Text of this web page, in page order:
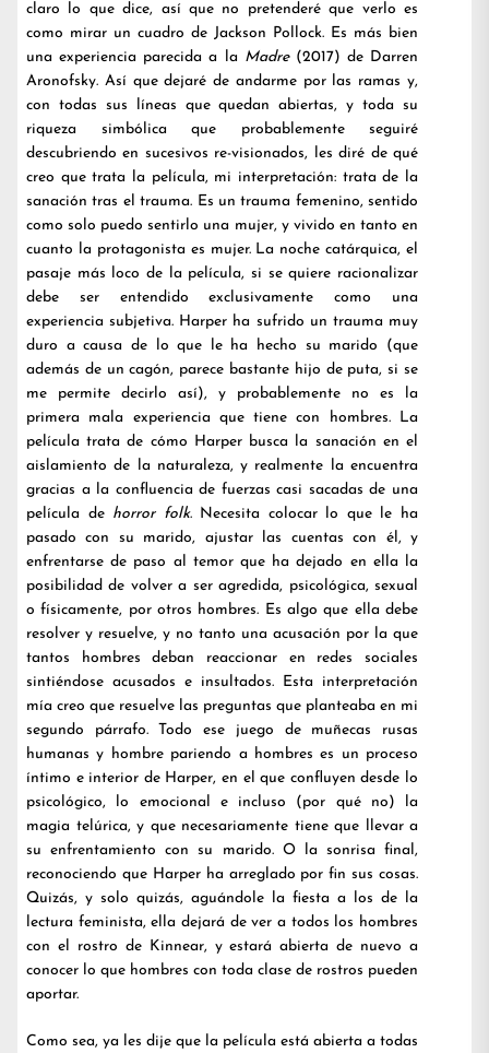
claro lo que dice, así que no pretenderé que verlo es
como mirar un cuadro de Jackson Pollock. Es más bien
una experiencia parecida a la Madre(2017) de Darren
Aronofsky. Así que dejaré de andarme por las ramas y,
con todas sus líneas que quedan abiertas, y toda su
riqueza simbólica que probablemente seguiré
descubriendo en sucesivos re-visionados, les diré de qué
creo que trata la película, mi interpretación: trata de la
sanación tras el trauma. Es un trauma femenino, sentido
como solo puedo sentirlo una mujer, y vivido en tanto en
cuanto la protagonista es mujer. La noche catárquica, el
pasaje más loco de la película, si se quiere racionalizar
debe ser entendido exclusivamente como una
experiencia subjetiva. Harper ha sufrido un trauma muy
duro a causa de lo que le ha hecho su marido (que
además de un cagón, parece bastante hijo de puta, si se
me permite decirlo así), y probablemente no es la
primera mala experiencia que tiene con hombres. La
película trata de cómo Harper busca la sanación en el
aislamiento de la naturaleza, y realmente la encuentra
gracias a la confluencia de fuerzas casi sacadas de una
película de horror folk. Necesita colocar lo que le ha
pasado con su marido, ajustar las cuentas con él, y
enfrentarse de paso al temor que ha dejado en ella la
posibilidad de volver a ser agredida, psicológica, sexual
o físicamente, por otros hombres. Es algo que ella debe
resolver y resuelve, y no tanto una acusación por la que
tantos hombres deban reaccionar en redes sociales
sintiéndose acusados e insultados. Esta interpretación
mía creo que resuelve las preguntas que planteaba en mi
segundo párrafo. Todo ese juego de muñecas rusas
humanas y hombre pariendo a hombres es un proceso
íntimo e interior de Harper, en el que confluyen desde lo
psicológico, lo emocional e incluso (por qué no) la
magia telúrica, y que necesariamente tiene que llevar a
su enfrentamiento con su marido. O la sonrisa final,
reconociendo que Harper ha arreglado por fin sus cosas.
Quizás, y solo quizás, aguándole la fiesta a los de la
lectura feminista, ella dejará de ver a todos los hombres
con el rostro de Kinnear, y estará abierta de nuevo a
conocer lo que hombres con toda clase de rostros pueden
aportar.
Como sea, ya les dije que la película está abierta a todas